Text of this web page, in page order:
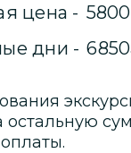
цена - 5800
дни - 6850
остальную